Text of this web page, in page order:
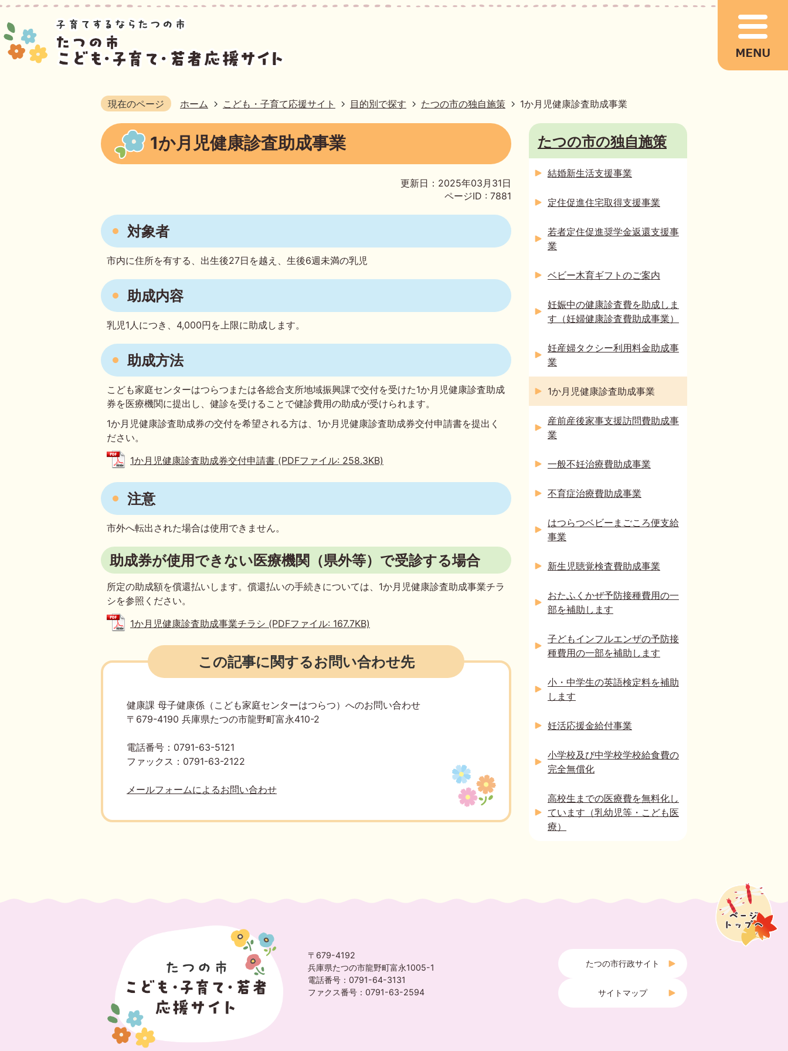
現在のページ ホーム こども・子育て応援サイト 目的別で探す たつの市の独自施策 1か月児健康診査助成事業
1か月児健康診査助成事業
更新日：2025年03月31日
ページID : 7881
対象者
市内に住所を有する、出生後27日を越え、生後6週未満の乳児
助成内容
乳児1人につき、4,000円を上限に助成します。
助成方法
こども家庭センターはつらつまたは各総合支所地域振興課で交付を受けた1か月児健康診査助成
券を医療機関に提出し、健診を受けることで健診費用の助成が受けられます。
1か月児健康診査助成券の交付を希望される方は、1か月児健康診査助成券交付申請書を提出く
ださい。
1か月児健康診査助成券交付申請書 (PDFファイル: 258.3KB)
注意
市外へ転出された場合は使用できません。
助成券が使用できない医療機関（県外等）で受診する場合
所定の助成額を償還払いします。償還払いの手続きについては、1か月児健康診査助成事業チラ
シを参照ください。
1か月児健康診査助成事業チラシ (PDFファイル: 167.7KB)
この記事に関するお問い合わせ先
健康課 母子健康係（こども家庭センターはつらつ）へのお問い合わせ
〒679-4190 兵庫県たつの市龍野町富永410-2
電話番号：0791-63-5121
ファックス：0791-63-2122
メールフォームによるお問い合わせ
たつの市の独自施策
結婚新生活支援事業
定住促進住宅取得支援事業
若者定住促進奨学金返還支援事
業
ベビー木育ギフトのご案内
妊娠中の健康診査費を助成しま
す（妊婦健康診査費助成事業）
妊産婦タクシー利用料金助成事
業
1か月児健康診査助成事業
産前産後家事支援訪問費助成事
業
一般不妊治療費助成事業
不育症治療費助成事業
はつらつベビーまごころ便支給
事業
新生児聴覚検査費助成事業
おたふくかぜ予防接種費用の一
部を補助します
子どもインフルエンザの予防接
種費用の一部を補助します
小・中学生の英語検定料を補助
します
妊活応援金給付事業
小学校及び中学校学校給食費の
完全無償化
高校生までの医療費を無料化し
ています（乳幼児等・こども医
療）
〒679-4192
兵庫県たつの市龍野町富永1005-1
電話番号：0791-64-3131
ファクス番号：0791-63-2594
たつの市行政サイト
サイトマップ